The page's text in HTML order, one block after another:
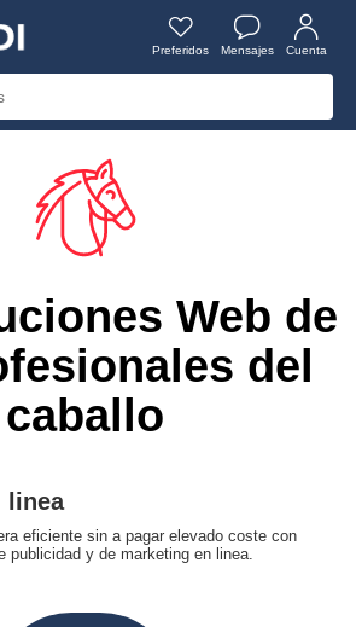
Preferidos Mensajes Cuenta
Web de
del
caballo
linea
eficiente sin a pagar elevado coste con
publicidad y de marketing en linea.